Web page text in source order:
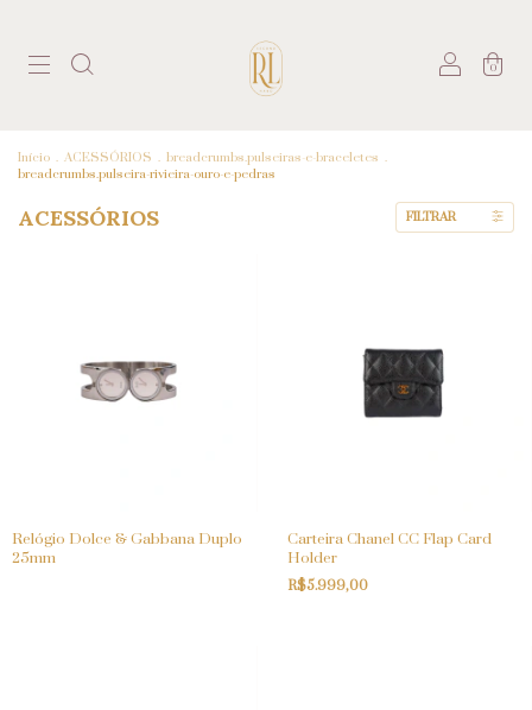
0
Início . ACESSÓRIOS . breadcrumbs.pulseiras-e-braceletes .
breadcrumbs.pulseira-rivieira-ouro-e-pedras
ACESSÓRIOS FILTRAR
Relógio Dolce & Gabbana Duplo
25mm
Carteira Chanel CC Flap Card
Holder
R$5.999,00